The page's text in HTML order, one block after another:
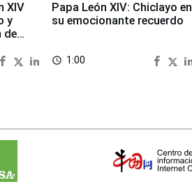
XIV
y
de
Papa León XIV: Chiclayo en
su emocionante recuerdo
access_time 1:00